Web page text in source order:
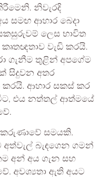
නිවැරදි
සමඟ ආහාර බෙදා
ලෙස භාවිත
වැඩි කරයි.
ගැනීම තුළින් අපගේම
සිදුවන අතර
ආහාර සකස් කර
එය නත්තල් ආත්මයේ
සමයකි.
බැඳගෙන ගමන්
අන් අය ගැන සහ
අවශ්‍යතා ඇති අයට